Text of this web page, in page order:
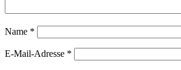
Name *
E-Mail-Adresse *